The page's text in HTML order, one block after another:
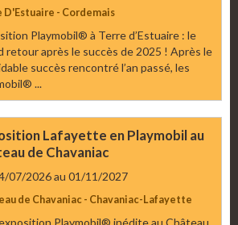
D'Estuaire - Cordemais
Playmobil® à Terre d’Estuaire : le
retour après le succès de 2025 ! Après le
succès rencontré l’an passé, les
...
Lafayette en Playmobil au
de Chavaniac
07/2026au 01/11/2027
de Chavaniac - Chavaniac-Lafayette